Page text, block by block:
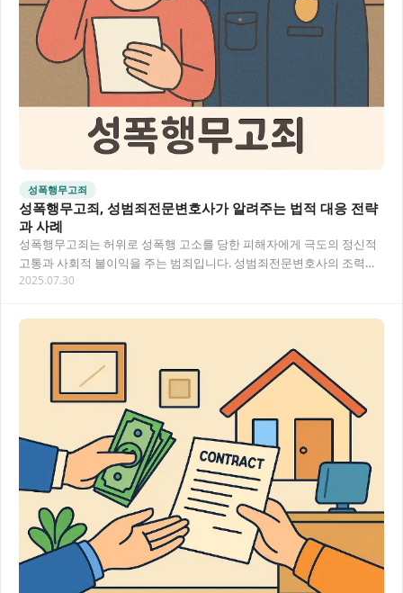
성폭행무고죄
성폭행무고죄, 성범죄전문변호사가 알려주는 법적 대응 전략
과 사례
성폭행무고죄는 허위로 성폭행 고소를 당한 피해자에게 극도의 정신적
고통과 사회적 불이익을 주는 범죄입니다. 성범죄전문변호사의 조력을
통해 효과적으로 대응하는 방법과 실제 판례를 소…
2025.07.30